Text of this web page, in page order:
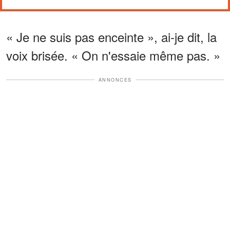
« Je ne suis pas enceinte », ai-je dit, la
voix brisée. « On n'essaie même pas. »
ANNONCES